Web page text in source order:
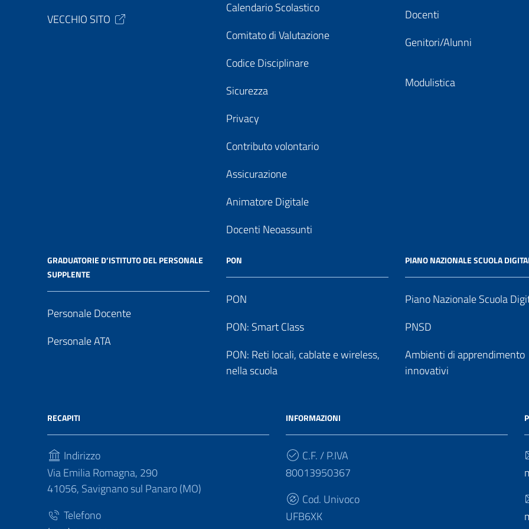
VECCHIO SITO
Calendario Scolastico
Comitato di Valutazione
Codice Disciplinare
Sicurezza
Privacy
Contributo volontario
Assicurazione
Animatore Digitale
Docenti Neoassunti
Docenti
Genitori/Alunni
Modulistica
GRADUATORIE D’ISTITUTO DEL PERSONALE
SUPPLENTE
Personale Docente
Personale ATA
PON
PON
PON: Smart Class
PON: Reti locali, cablate e wireless,
nella scuola
PIANO NAZIONALE SCUOLA
Piano Nazionale Scuola
PNSD
Ambienti di apprendimento
innovativi
RECAPITI
Indirizzo
Via Emilia Romagna, 290
41056, Savignano sul Panaro (MO)
Telefono
INFORMAZIONI
C.F. / P.IVA
80013950367
Cod. Univoco
UFB6XK